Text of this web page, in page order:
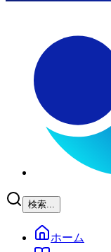
検索...
ホーム